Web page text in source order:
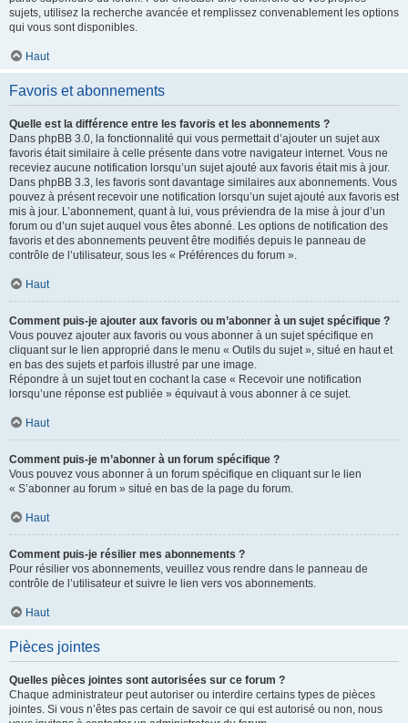
sujets, utilisez la recherche avancée et remplissez convenablement les options
qui vous sont disponibles.
Haut
Favoris et abonnements
Quelle est la différence entre les favoris et les abonnements ?
Dans phpBB 3.0, la fonctionnalité qui vous permettait d’ajouter un sujet aux
favoris était similaire à celle présente dans votre navigateur internet. Vous ne
receviez aucune notification lorsqu’un sujet ajouté aux favoris était mis à jour.
Dans phpBB 3.3, les favoris sont davantage similaires aux abonnements. Vous
pouvez à présent recevoir une notification lorsqu’un sujet ajouté aux favoris est
mis à jour. L’abonnement, quant à lui, vous préviendra de la mise à jour d’un
forum ou d’un sujet auquel vous êtes abonné. Les options de notification des
favoris et des abonnements peuvent être modifiés depuis le panneau de
contrôle de l’utilisateur, sous les « Préférences du forum ».
Haut
Comment puis-je ajouter aux favoris ou m’abonner à un sujet spécifique ?
Vous pouvez ajouter aux favoris ou vous abonner à un sujet spécifique en
cliquant sur le lien approprié dans le menu « Outils du sujet », situé en haut et
en bas des sujets et parfois illustré par une image.
Répondre à un sujet tout en cochant la case « Recevoir une notification
lorsqu’une réponse est publiée » équivaut à vous abonner à ce sujet.
Haut
Comment puis-je m’abonner à un forum spécifique ?
Vous pouvez vous abonner à un forum spécifique en cliquant sur le lien
« S’abonner au forum » situé en bas de la page du forum.
Haut
Comment puis-je résilier mes abonnements ?
Pour résilier vos abonnements, veuillez vous rendre dans le panneau de
contrôle de l’utilisateur et suivre le lien vers vos abonnements.
Haut
Pièces jointes
Quelles pièces jointes sont autorisées sur ce forum ?
Chaque administrateur peut autoriser ou interdire certains types de pièces
jointes. Si vous n’êtes pas certain de savoir ce qui est autorisé ou non, nous